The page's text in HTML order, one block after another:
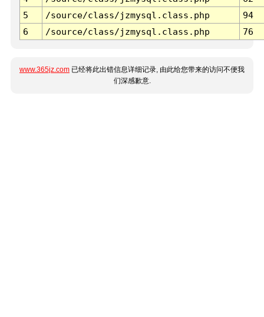
5
/source/class/jzmysql.class.php
94
6
/source/class/jzmysql.class.php 76
www.365jz.com 已经将此出错信息详细记录, 由此给您带来的访问不便我
们深感歉意.